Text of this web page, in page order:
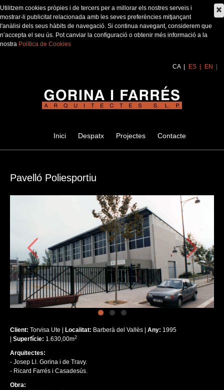
Utilitzem cookies pròpies i de tercers per a millorar els nostres serveis i
mostrar-li publicitat relacionada amb les seves preferències mitjançant
l'anàlisi dels seus hàbits de navegació. Si continua navegant, considerem que
n’accepta el seu ús. Pot canviar la configuració o obtenir més informació a la
nostra Política de Cookies
CA ES EN
Inici Despatx Projectes Contacte
Pavelló Poliesportiu
Client: Torvisa Ute | Localitat: Barberà del Vallès | Any: 1995
Superfície: 1.630,00m2
Arquitectes:
- Josep Ll. Gorina i de Travy.
- Ricard Farrés i Casadesús.
Obra: